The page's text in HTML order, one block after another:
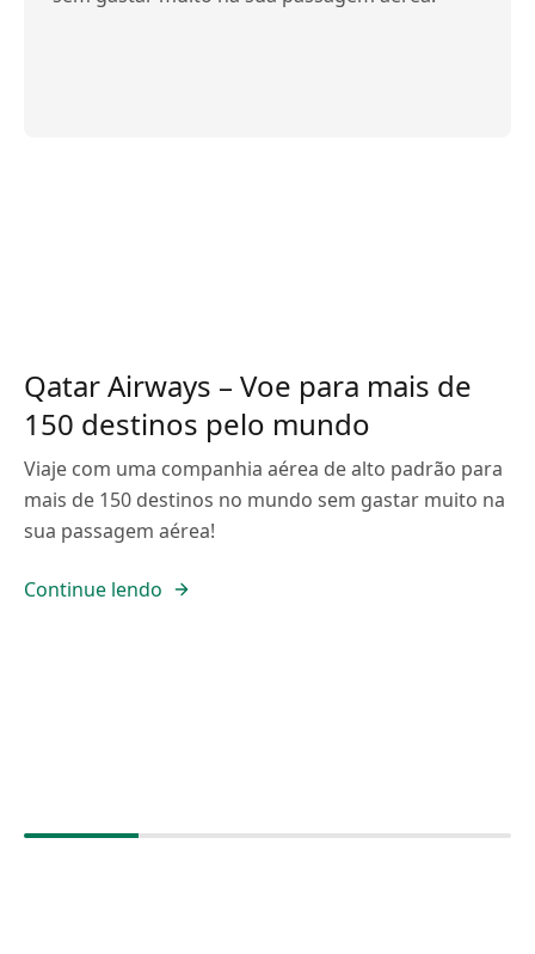
Qatar Airways – Voe para mais de
150 destinos pelo mundo
Viaje com uma companhia aérea de alto padrão para
mais de 150 destinos no mundo sem gastar muito na
sua passagem aérea!
Continue lendo